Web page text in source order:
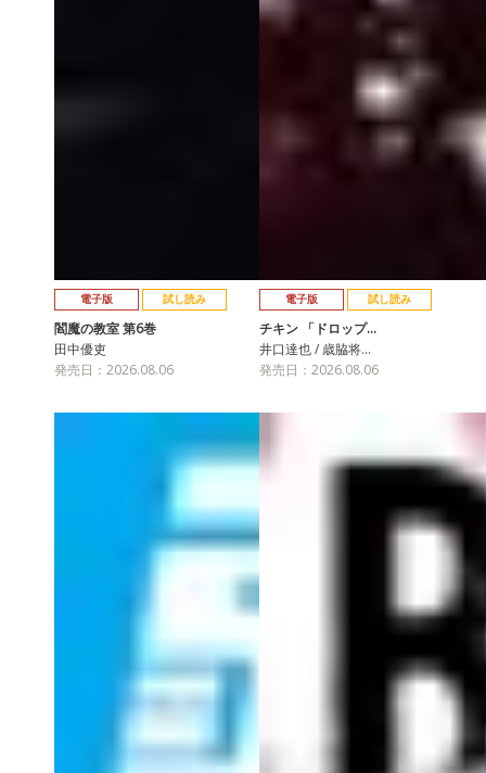
電子版 試し読み
閻魔の教室 第6巻
田中優吏
発売日：2026.08.06
電子版 試し読み
チキン 「ドロップ…
井口達也 / 歳脇将…
発売日：2026.08.06